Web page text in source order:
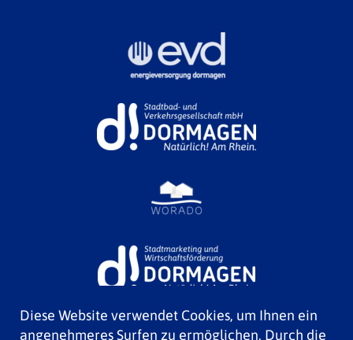
Diese Website verwendet Cookies, um Ihnen ein
angenehmeres Surfen zu ermöglichen. Durch die